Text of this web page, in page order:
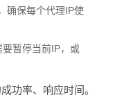
确保每个代理IP使
暂停当前IP，或
功率、响应时间。